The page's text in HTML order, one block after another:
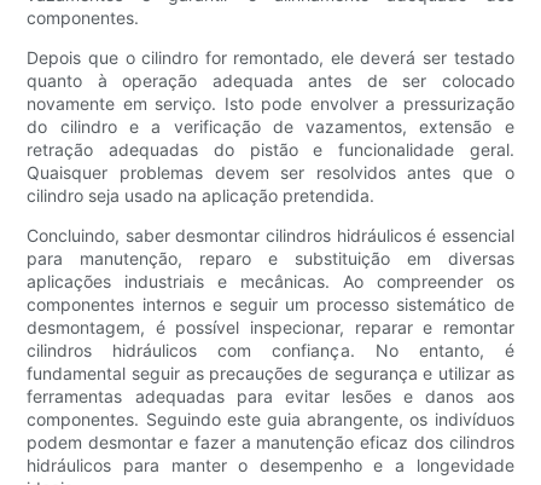
componentes.
Depois que o cilindro for remontado, ele deverá ser testado
quanto à operação adequada antes de ser colocado
novamente em serviço. Isto pode envolver a pressurização
do cilindro e a verificação de vazamentos, extensão e
retração adequadas do pistão e funcionalidade geral.
Quaisquer problemas devem ser resolvidos antes que o
cilindro seja usado na aplicação pretendida.
Concluindo, saber desmontar cilindros hidráulicos é essencial
para manutenção, reparo e substituição em diversas
aplicações industriais e mecânicas. Ao compreender os
componentes internos e seguir um processo sistemático de
desmontagem, é possível inspecionar, reparar e remontar
cilindros hidráulicos com confiança. No entanto, é
fundamental seguir as precauções de segurança e utilizar as
ferramentas adequadas para evitar lesões e danos aos
componentes. Seguindo este guia abrangente, os indivíduos
podem desmontar e fazer a manutenção eficaz dos cilindros
hidráulicos para manter o desempenho e a longevidade